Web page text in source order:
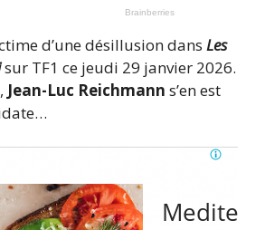
d’une désillusion dans Les
sur TF1 ce jeudi 29 janvier 2026.
Jean-Luc Reichmann s’en est